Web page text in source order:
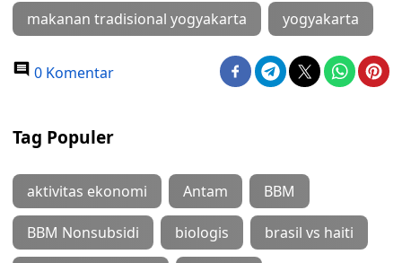
makanan tradisional yogyakarta yogyakarta
0 Komentar
Tag Populer
aktivitas ekonomi Antam BBM
BBM Nonsubsidi biologis brasil vs haiti